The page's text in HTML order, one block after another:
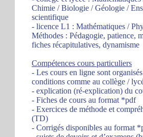
Chimie / Biologie / Géologie /
scientifique
- licence L1 : Mathématiques /
Méthodes : Pédagogie, patience,
fiches récapitulatives, dynamisme
Compétences cours particuliers
- Les cours en ligne sont
conditions comme au collège /
- explication (ré-explication) du
- Fiches de cours au format *pdf
- Exercices de méthode et
(TD)
- Corrigés disponibles au format